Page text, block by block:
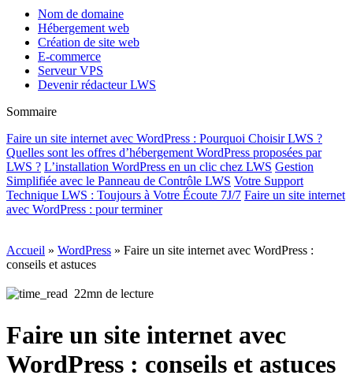
Nom de domaine
Hébergement web
Création de site web
E-commerce
Serveur VPS
Devenir rédacteur LWS
Sommaire
Faire un site internet avec WordPress : Pourquoi Choisir LWS ?
Quelles sont les offres d’hébergement WordPress proposées par
LWS ? L’installation WordPress en un clic chez LWS Gestion
Simplifiée avec le Panneau de Contrôle LWS Votre Support
Technique LWS : Toujours à Votre Écoute 7J/7 Faire un site internet
avec WordPress : pour terminer
Accueil » WordPress » Faire un site internet avec WordPress :
conseils et astuces
22mn de lecture
Faire un site internet avec
WordPress : conseils et astuces